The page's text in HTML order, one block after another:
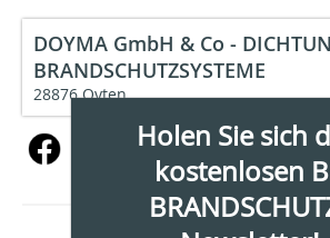
DOYMA GmbH & Co -
BRANDSCHUTZSYSTEME
28876 Oyten
Holen Sie sich
kostenlosen